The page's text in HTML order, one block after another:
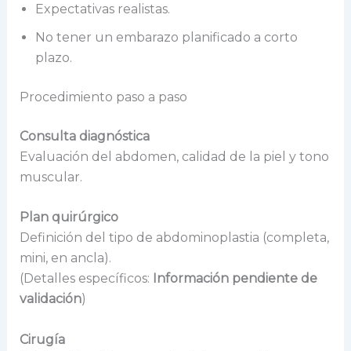
Expectativas realistas.
No tener un embarazo planificado a corto
plazo.
Procedimiento paso a paso
Consulta diagnóstica
Evaluación del abdomen, calidad de la piel y tono
muscular.
Plan quirúrgico
Definición del tipo de abdominoplastia (completa,
mini, en ancla).
(Detalles específicos: Información pendiente de
validación)
Cirugía